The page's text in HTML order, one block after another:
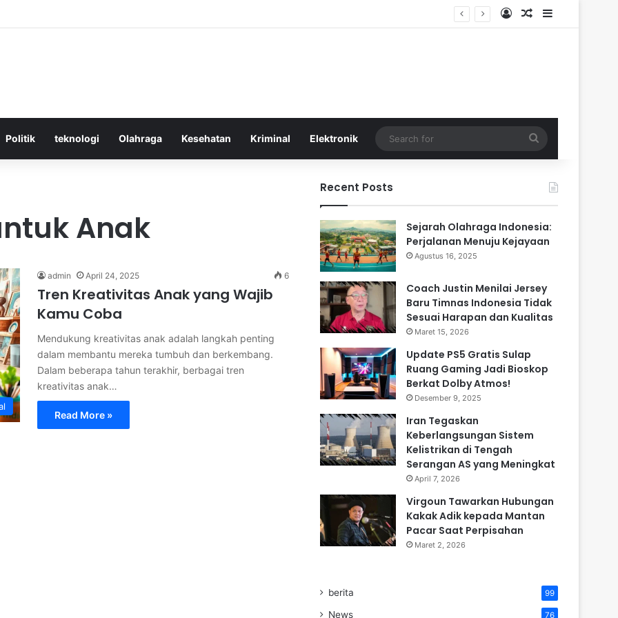
Log InRandom Article
Sidebar
Politik teknologi Olahraga Kesehatan Kriminal Elektronik
for
Anak
admin April 24, 2025 6
Tren Kreativitas Anak yang Wajib
Kamu Coba
Mendukung kreativitas anak adalah langkah penting
dalam membantu mereka tumbuh dan berkembang.
Dalam beberapa tahun terakhir, berbagai tren
kreativitas anak…
Read More »
Recent Posts
Sejarah Olahraga Indonesia:
Perjalanan Menuju Kejayaan
Agustus 16, 2025
Coach Justin Menilai Jersey
Baru Timnas Indonesia Tidak
Sesuai Harapan dan Kualitas
Maret 15, 2026
Update PS5 Gratis Sulap
Ruang Gaming Jadi Bioskop
Berkat Dolby Atmos!
Desember 9, 2025
Iran Tegaskan
Keberlangsungan Sistem
Kelistrikan di Tengah
Serangan AS yang Meningkat
April 7, 2026
Virgoun Tawarkan Hubungan
Kakak Adik kepada Mantan
Pacar Saat Perpisahan
Maret 2, 2026
berita 99
News 76